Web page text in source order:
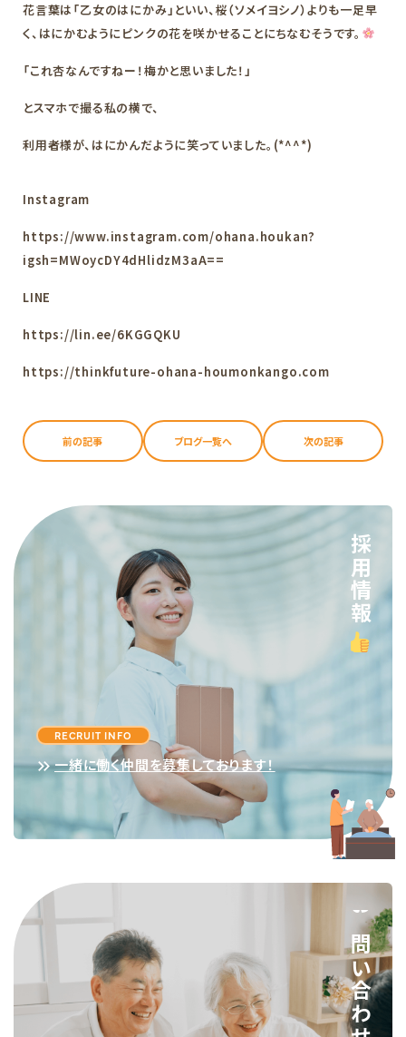
花言葉は「乙女のはにかみ」といい、桜（ソメイヨシノ）よりも一足早
く、はにかむようにピンクの花を咲かせることにちなむそうです。
「これ杏なんですねー！梅かと思いました！」
とスマホで撮る私の横で、
利用者様が、はにかんだように笑っていました。(*^^*)
Instagram
https://www.instagram.com/ohana.houkan?
igsh=MWoycDY4dHlidzM3aA==
LINE
https://lin.ee/6KGGQKU
https://thinkfuture-ohana-houmonkango.com
前の記事 ブログ一覧へ 次の記事
採用情報
RECRUIT INFO
一緒に働く仲間を募集しております！
お問い合わせ